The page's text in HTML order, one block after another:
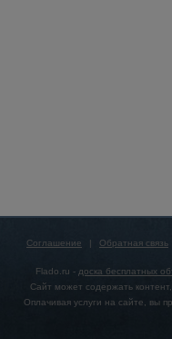
Соглашение | Обратная связь
Flado.ru - доска бесплатных
Сайт может содержать
Оплачивая услуги на сайте, вы